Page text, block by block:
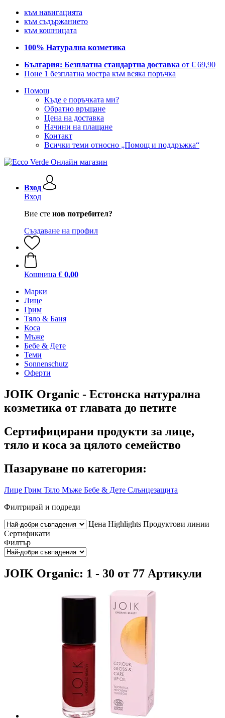
към навигацията
към съдържанието
към кошницата
100% Натурална козметика
България: Безплатна стандартна доставка от € 69,90
Поне 1 безплатна мостра към всяка поръчка
Помощ
Къде е поръчката ми?
Обратно връщане
Цена на доставка
Начини на плащане
Контакт
Всички теми относно „Помощ и поддръжка“
Вход
Вход
Вие сте нов потребител?
Създаване на профил
Кошница € 0,00
Марки
Лице
Грим
Тяло & Баня
Коса
Мъже
Бебе & Дете
Теми
Sonnenschutz
Оферти
JOIK Organic - Естонска натурална
козметика от главата до петите
Сертифицирани продукти за лице,
тяло и коса за цялото семейство
Пазаруване по категория:
Лице Грим Тяло Мъже Бебе & Дете Слънцезащита
Филтрирай и подреди
Цена Highlights Продуктови линии
Сертификати
Филтър
JOIK Organic: 1 - 30 от 77 Артикули